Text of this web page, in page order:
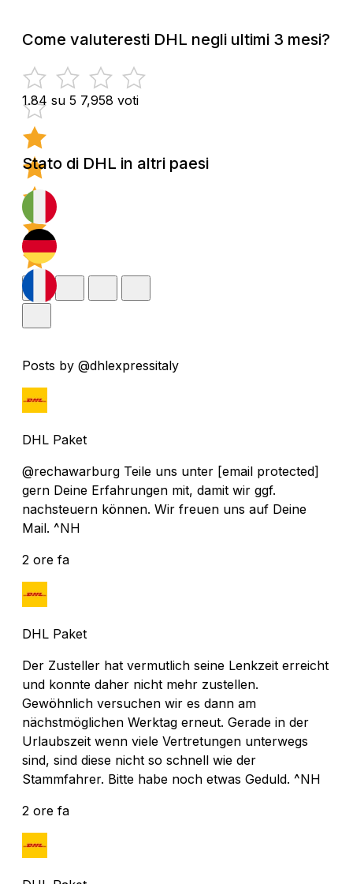
Come valuteresti DHL negli ultimi 3 mesi?
1.84 su 5 7,958 voti
Stato di DHL in altri paesi
Posts by @dhlexpressitaly
DHL Paket
@rechawarburg Teile uns unter [email protected]
gern Deine Erfahrungen mit, damit wir ggf.
nachsteuern können. Wir freuen uns auf Deine
Mail. ^NH
2 ore fa
DHL Paket
Der Zusteller hat vermutlich seine Lenkzeit erreicht
und konnte daher nicht mehr zustellen.
Gewöhnlich versuchen wir es dann am
nächstmöglichen Werktag erneut. Gerade in der
Urlaubszeit wenn viele Vertretungen unterwegs
sind, sind diese nicht so schnell wie der
Stammfahrer. Bitte habe noch etwas Geduld. ^NH
2 ore fa